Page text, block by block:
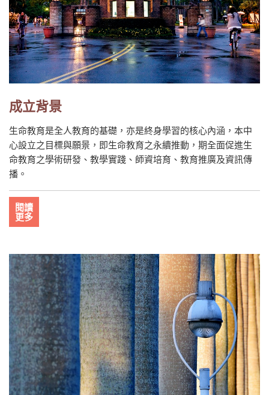
成立背景
生命教育是全人教育的基礎，亦是終身學習的核心內涵，本中
心設立之目標與願景，即生命教育之永續推動，期全面促進生
命教育之學術研發、教學實踐、師資培育、教育推廣及資訊傳
播。
閱讀
更多